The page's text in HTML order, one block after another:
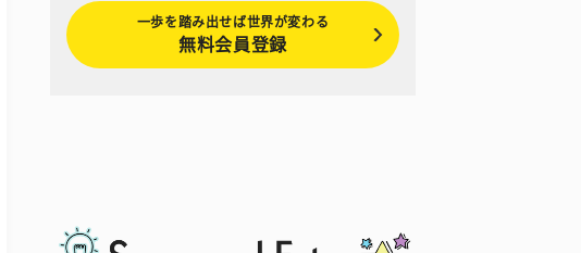
一歩を踏み出せば世界が変わる
無料会員登録